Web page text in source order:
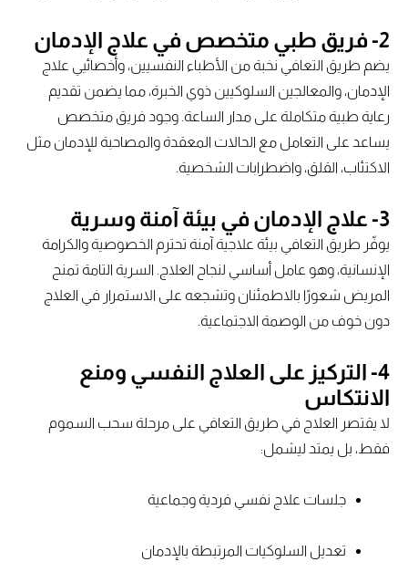
2- فريق طبي متخصص في علاج الإدمان
يضم طريق التعافي نخبة من الأطباء النفسيين، وأخصائيي علاج
الإدمان، والمعالجين السلوكيين ذوي الخبرة، مما يضمن تقديم
رعاية طبية متكاملة على مدار الساعة. وجود فريق متخصص
يساعد على التعامل مع الحالات المعقدة والمصاحبة للإدمان مثل
الاكتئاب، القلق، واضطرابات الشخصية.
3- علاج الإدمان في بيئة آمنة وسرية
يوفّر طريق التعافي بيئة علاجية آمنة تحترم الخصوصية والكرامة
الإنسانية، وهو عامل أساسي لنجاح العلاج. السرية التامة تمنح
المريض شعورًا بالاطمئنان وتشجعه على الاستمرار في العلاج
دون خوف من الوصمة الاجتماعية.
4- التركيز على العلاج النفسي ومنع
الانتكاس
لا يقتصر العلاج في طريق التعافي على مرحلة سحب السموم
فقط، بل يمتد ليشمل:
جلسات علاج نفسي فردية وجماعية
تعديل السلوكيات المرتبطة بالإدمان